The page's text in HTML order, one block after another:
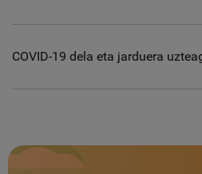
COVID-19 dela eta jarduera